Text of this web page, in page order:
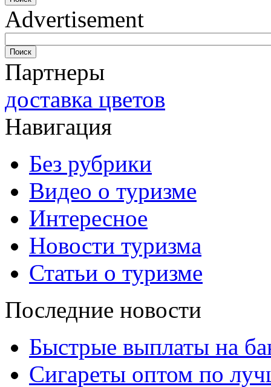
Advertisement
Партнеры
доставка цветов
Навигация
Без рубрики
Видео о туризме
Интересное
Новости туризма
Статьи о туризме
Последние новости
Быстрые выплаты на
Сигареты оптом по